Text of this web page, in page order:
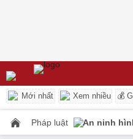
Mới nhất Xem nhiều 💰
Pháp luật An ninh